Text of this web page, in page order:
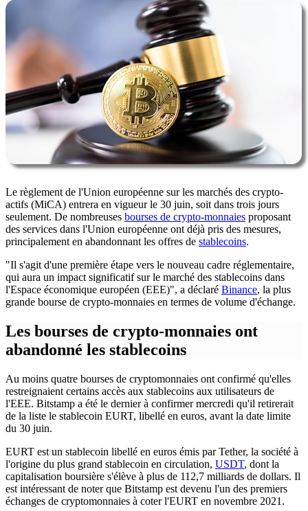
Le règlement de l'Union européenne sur les marchés des crypto-
actifs (MiCA) entrera en vigueur le 30 juin, soit dans trois jours
seulement. De nombreuses bourses de crypto-monnaies proposant
des services dans l'Union européenne ont déjà pris des mesures,
principalement en abandonnant les offres de stablecoins.
"Il s'agit d'une première étape vers le nouveau cadre réglementaire,
qui aura un impact significatif sur le marché des stablecoins dans
l'Espace économique européen (EEE)", a déclaré Binance, la plus
grande bourse de crypto-monnaies en termes de volume d'échange.
Les bourses de crypto-monnaies ont
abandonné les stablecoins
Au moins quatre bourses de cryptomonnaies ont confirmé qu'elles
restreignaient certains accès aux stablecoins aux utilisateurs de
l'EEE. Bitstamp a été le dernier à confirmer mercredi qu'il retirerait
de la liste le stablecoin EURT, libellé en euros, avant la date limite
du 30 juin.
EURT est un stablecoin libellé en euros émis par Tether, la société à
l'origine du plus grand stablecoin en circulation, USDT, dont la
capitalisation boursière s'élève à plus de 112,7 milliards de dollars. Il
est intéressant de noter que Bitstamp est devenu l'un des premiers
échanges de cryptomonnaies à coter l'EURT en novembre 2021.